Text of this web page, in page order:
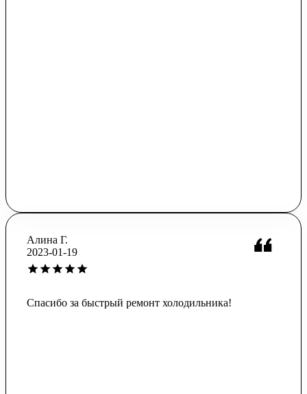
Алина Г.
2023-01-19
Спасибо за быстрый ремонт холодильника!